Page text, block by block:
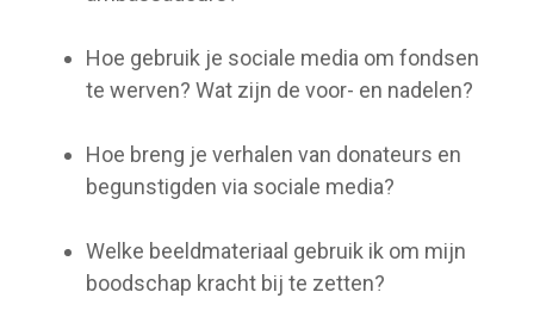
Hoe gebruik je sociale media om fondsen
te werven? Wat zijn de voor- en nadelen?
Hoe breng je verhalen van donateurs en
begunstigden via sociale media?
Welke beeldmateriaal gebruik ik om mijn
boodschap kracht bij te zetten?